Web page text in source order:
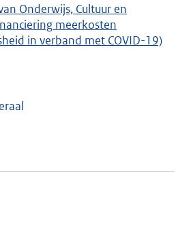
Onderwijs, Cultuur en
meerkosten
in verband met COVID-19)